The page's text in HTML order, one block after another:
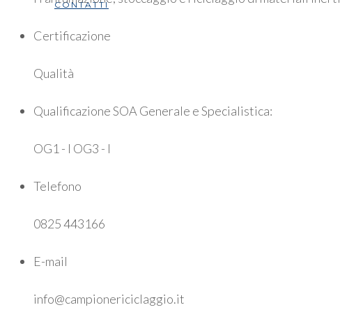
CONTATTI
Certificazione
Qualità
Qualificazione SOA Generale e Specialistica:
OG1 - I OG3 - I
Telefono
0825 443166
E-mail
info@campionericiclaggio.it